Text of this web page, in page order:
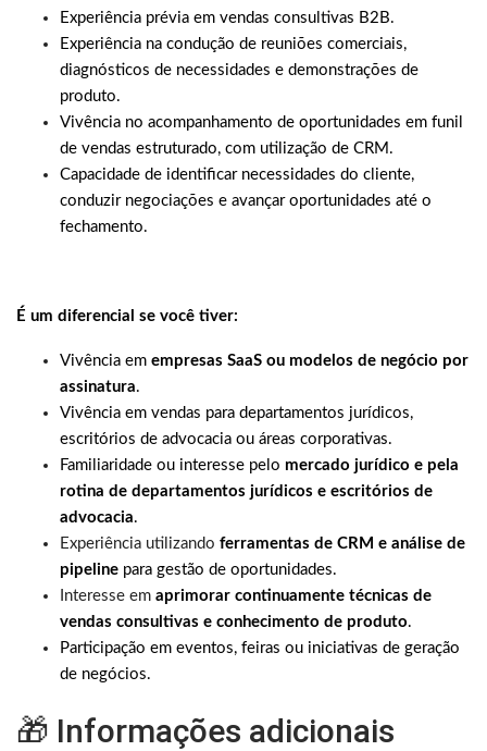
Experiência prévia em vendas consultivas B2B.
Experiência na condução de reuniões comerciais,
diagnósticos de necessidades e demonstrações de
produto.
Vivência no acompanhamento de oportunidades em funil
de vendas estruturado, com utilização de CRM.
Capacidade de identificar necessidades do cliente,
conduzir negociações e avançar oportunidades até o
fechamento.
É um diferencial se você tiver:
Vivência em empresas SaaS ou modelos de negócio por
assinatura.
Vivência em vendas para departamentos jurídicos,
escritórios de advocacia ou áreas corporativas.
Familiaridade ou interesse pelo mercado jurídico e pela
rotina de departamentos jurídicos e escritórios de
advocacia.
Experiência utilizando ferramentas de CRM e análise de
pipeline para gestão de oportunidades.
Interesse em aprimorar continuamente técnicas de
vendas consultivas e conhecimento de produto.
Participação em eventos, feiras ou iniciativas de geração
de negócios.
🎁 Informações adicionais